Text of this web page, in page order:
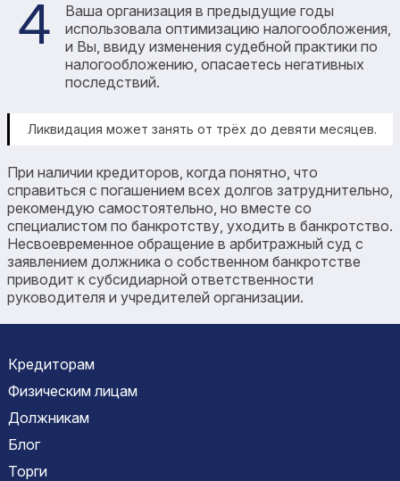
Ваша организация в предыдущие годы
использовала оптимизацию налогообложения,
и Вы, ввиду изменения судебной практики по
налогообложению, опасаетесь негативных
последствий.
Ликвидация может занять от трёх до девяти месяцев.
При наличии кредиторов, когда понятно, что
справиться с погашением всех долгов затруднительно,
рекомендую самостоятельно, но вместе со
специалистом по банкротству, уходить в банкротство.
Несвоевременное обращение в арбитражный суд с
заявлением должника о собственном банкротстве
приводит к субсидиарной ответственности
руководителя и учредителей организации.
Кредиторам
Физическим лицам
Должникам
Блог
Торги